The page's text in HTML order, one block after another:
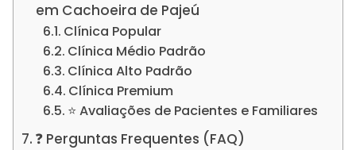
em Cachoeira de Pajeú
Clínica Popular
Clínica Médio Padrão
Clínica Alto Padrão
Clínica Premium
⭐ Avaliações de Pacientes e Familiares
❓ Perguntas Frequentes (FAQ)